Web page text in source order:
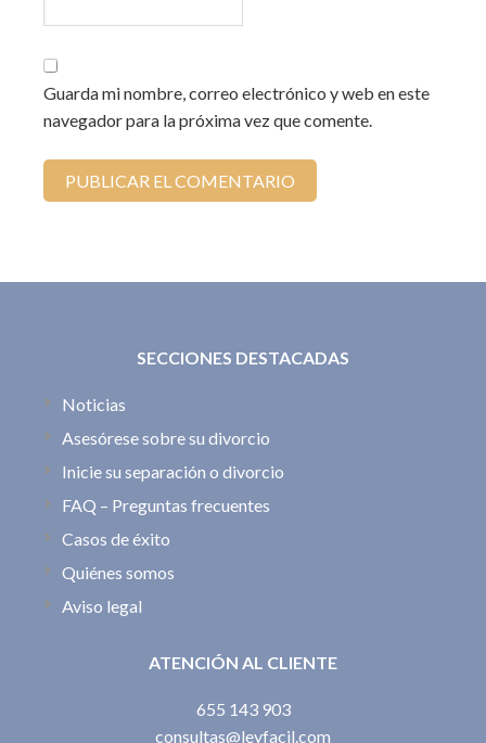
Guarda mi nombre, correo electrónico y web en este
navegador para la próxima vez que comente.
SECCIONES DESTACADAS
Noticias
Asesórese sobre su divorcio
Inicie su separación o divorcio
FAQ – Preguntas frecuentes
Casos de éxito
Quiénes somos
Aviso legal
ATENCIÓN AL CLIENTE
655 143 903
consultas@leyfacil.com